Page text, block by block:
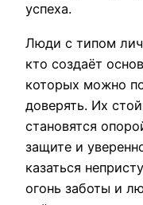
успеха.
Люди с типом
кто создаёт
которых можно
доверять. Их
становятся
защите и
казаться
огонь заботы и